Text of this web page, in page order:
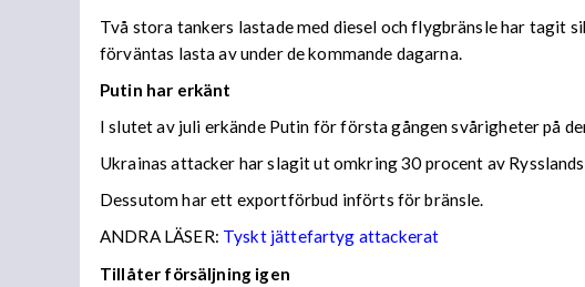
Två stora tankers lastade med diesel och flygbränsle har tagit
förväntas lasta av under de kommande dagarna.
Putin har erkänt
I slutet av juli erkände Putin för första gången svårigheter på
Ukrainas attacker har slagit ut omkring 30 procent av
Dessutom har ett exportförbud införts för bränsle.
ANDRA LÄSER: Tyskt jättefartyg attackerat
Tillåter försäljning igen